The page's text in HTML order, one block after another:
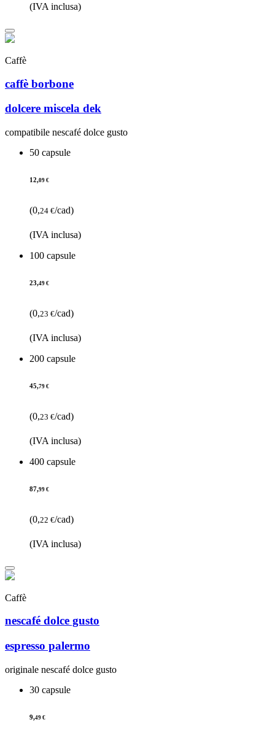
(IVA inclusa)
Caffè
caffè borbone
dolcere miscela dek
compatibile nescafé dolce gusto
50 capsule
12,09 €
(0,24 €/cad)
(IVA inclusa)
100 capsule
23,49 €
(0,23 €/cad)
(IVA inclusa)
200 capsule
45,79 €
(0,23 €/cad)
(IVA inclusa)
400 capsule
87,99 €
(0,22 €/cad)
(IVA inclusa)
Caffè
nescafé dolce gusto
espresso palermo
originale nescafé dolce gusto
30 capsule
9,49 €